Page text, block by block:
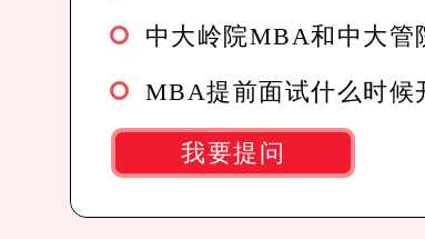
中大岭院MBA和中大管
MBA提前面试什么时候
我要提问